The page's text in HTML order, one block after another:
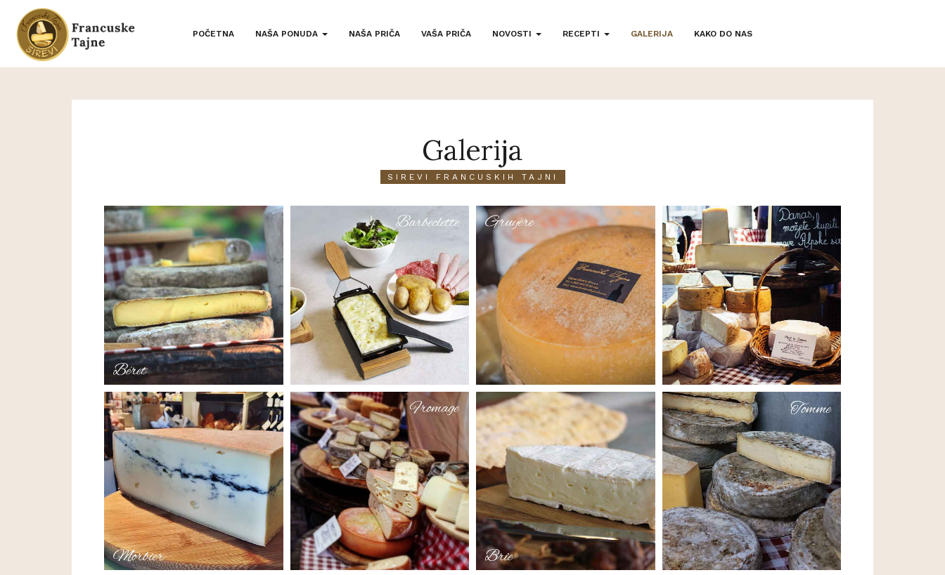
POČETNA NAŠA PONUDA NAŠA PRIČA VAŠA PRIČA NOVOSTI RECEPTI GALERIJA KAKO DO NAS
Galerija
SIREVI FRANCUSKIH TAJNI